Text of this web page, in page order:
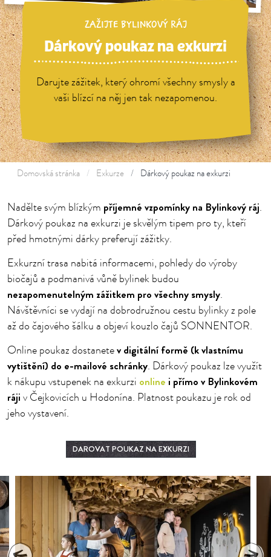
ZAŽIJTE BYLINKOVÝ RÁJ
Dárkový poukaz na exkurzi
Darujte zážitek, který ohromí všechny smysly a
vaši blízcí na něj jen tak nezapomenou.
Domovská stránka Exkurze Dárkový poukaz na exkurzi
Nadělte svým blízkým příjemné vzpomínky na Bylinkový ráj.
Dárkový poukaz na exkurzi je skvělým tipem pro ty, kteří
před hmotnými dárky preferují zážitky.
Exkurzní trasa nabitá informacemi, pohledy do výroby
biočajů a podmanivá vůně bylinek budou
nezapomenutelným zážitkem pro všechny smysly.
Návštěvníci se vydají na dobrodružnou cestu bylinky z pole
až do čajového šálku a objeví kouzlo čajů SONNENTOR.
Online poukaz dostanetev digitální formě (k vlastnímu
vytištění) do e-mailové schránky. Dárkový poukaz lze využít
k nákupu vstupenek na exkurzi online i přímo v Bylinkovém
ráji v Čejkovicích u Hodonína. Platnost poukazu je rok od
jeho vystavení.
DAROVAT POUKAZ NA EXKURZI